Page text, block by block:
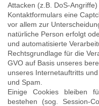
Attacken (z.B. DoS-
Kontaktformulars eine
vor allem zur
natürliche Person erfolgt
und automatisierte
Rechtsgrundlage für die
GVO auf Basis unseres
unseres Internetauftritts
und Spam.
Einige Cookies bleiben
bestehen (sog. Session-